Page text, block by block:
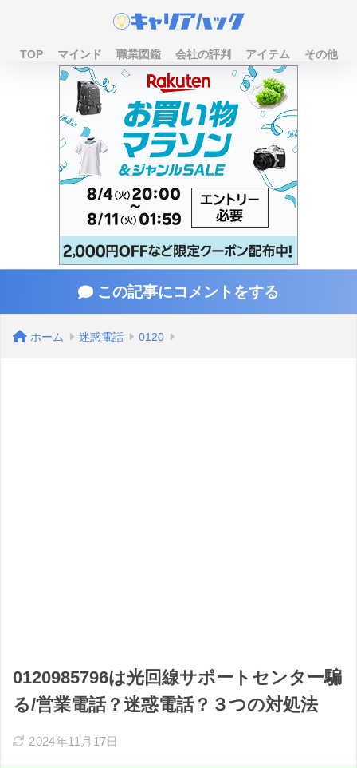
TOP マインド 職業図鑑 会社の評判 アイテム その他
この記事にコメントをする
ホーム 迷惑電話 0120
0120985796は光回線サポートセンター騙
る/営業電話？迷惑電話？３つの対処法
2024年11月17日